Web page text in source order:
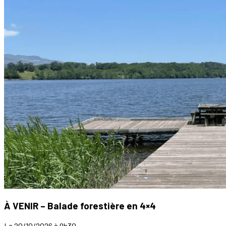
À VENIR – Balade forestière en 4×4